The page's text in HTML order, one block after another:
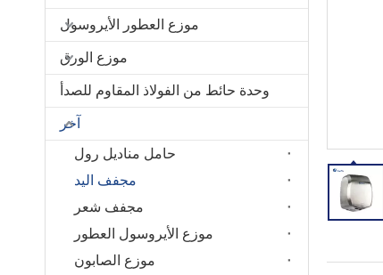
موزع العطور الأيروسول
موزع الورق
وحدة حائط من الفولاذ المقاوم للصدأ
آخر
حامل مناديل رول
مجفف اليد
مجفف شعر
موزع الأيروسول العطور
موزع الصابون